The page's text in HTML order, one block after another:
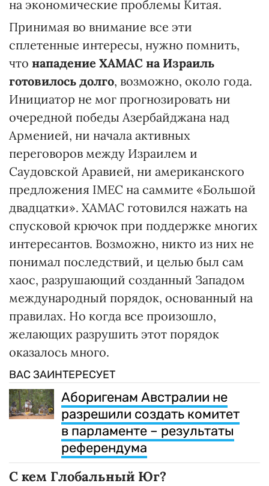
на экономические проблемы Китая.
Принимая во внимание все эти
сплетенные интересы, нужно помнить,
что нападение ХАМАС на Израиль
готовилось долго, возможно, около года.
Инициатор не мог прогнозировать ни
очередной победы Азербайджана над
Арменией, ни начала активных
переговоров между Израилем и
Саудовской Аравией, ни американского
предложения IMEC на саммите «Большой
двадцатки». ХАМАС готовился нажать на
спусковой крючок при поддержке многих
интересантов. Возможно, никто из них не
понимал последствий, и целью был сам
хаос, разрушающий созданный Западом
международный порядок, основанный на
правилах. Но когда все произошло,
желающих разрушить этот порядок
оказалось много.
ВАС ЗАИНТЕРЕСУЕТ
Аборигенам Австралии не
разрешили создать комитет
в парламенте – результаты
референдума
С кем Глобальный Юг?